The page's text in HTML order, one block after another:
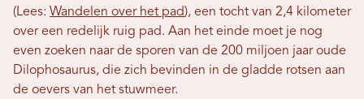
(Lees: Wandelen over het pad), een tocht van 2,4 kilometer
over een redelijk ruig pad. Aan het einde moet je nog
even zoeken naar de sporen van de 200 miljoen jaar oude
Dilophosaurus, die zich bevinden in de gladde rotsen aan
de oevers van het stuwmeer.